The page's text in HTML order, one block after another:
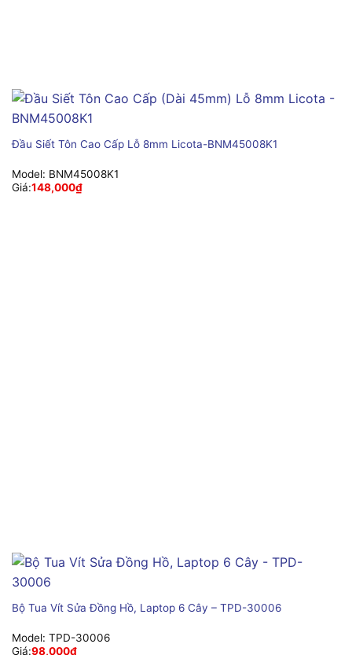
Đầu Siết Tôn Cao Cấp Lỗ 8mm Licota-BNM45008K1
Model: BNM45008K1
Giá:148,000₫
Bộ Tua Vít Sửa Đồng Hồ, Laptop 6 Cây – TPD-30006
Model: TPD-30006
Giá:98,000₫